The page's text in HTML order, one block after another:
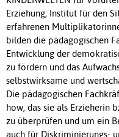
Erziehung, Institut für den
erfahrenen
bilden die pädagogischen
Entwicklung der
zu fördern und das
selbstwirksame und
Die pädagogischen
how, das sie als Erzieherin
zu überprüfen und um ein
auch für Diskriminierungs-